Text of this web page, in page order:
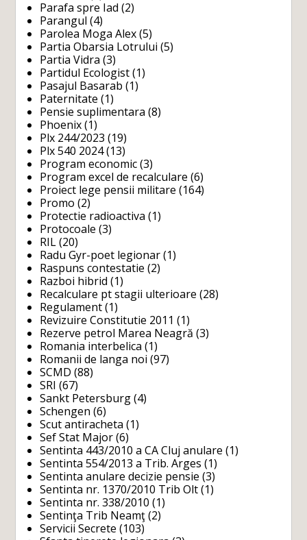
Parafa spre Iad (2)
Parangul (4)
Parolea Moga Alex (5)
Partia Obarsia Lotrului (5)
Partia Vidra (3)
Partidul Ecologist (1)
Pasajul Basarab (1)
Paternitate (1)
Pensie suplimentara (8)
Phoenix (1)
Plx 244/2023 (19)
Plx 540 2024(13)
Program economic (3)
Program excel de recalculare (6)
Proiect lege pensii militare (164)
Promo (2)
Protectie radioactiva (1)
Protocoale (3)
RIL (20)
Radu Gyr-poet legionar (1)
Raspuns contestatie (2)
Razboi hibrid (1)
Recalculare pt stagii ulterioare (28)
Regulament (1)
Revizuire Constitutie 2011 (1)
Rezerve petrol Marea Neagră (3)
Romania interbelica (1)
Romanii de langa noi (97)
SCMD (88)
SRI (67)
Sankt Petersburg (4)
Schengen (6)
Scut antiracheta (1)
Sef Stat Major (6)
Sentinta 443/2010 a CA Cluj anulare (1)
Sentinta 554/2013 a Trib. Arges (1)
Sentinta anulare decizie pensie (3)
Sentinta nr. 1370/2010 Trib Olt (1)
Sentinta nr. 338/2010 (1)
Sentinţa Trib Neamţ (2)
Servicii Secrete (103)